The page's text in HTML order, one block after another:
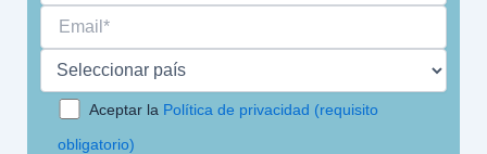
Aceptar la Política de privacidad (requisito
obligatorio)